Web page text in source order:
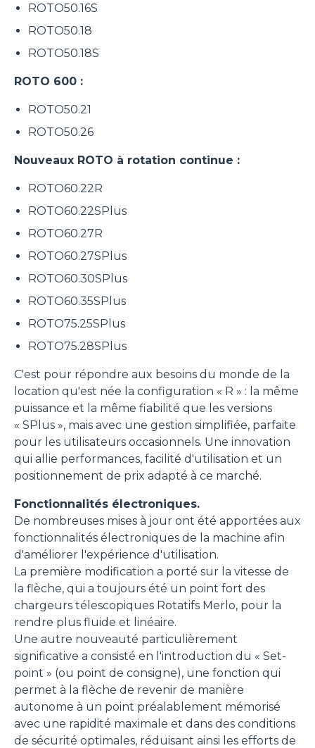
Consenso Dettagli Informazioni sui cookie
Questo sito web utilizza i cookie
“Questo sito web utilizza i cookie Il sito utilizza cookies al
fine di fornire annunci pubblicitari e contenuti
personalizzati. Cliccando sul tasto "RIFIUTA" o sulla "X"
il banner verrà chiuso e non verranno inviati cookies al di
fuori di quelli tecnici. Cliccando su "ACCETTA TUTTI"
saranno automaticamente accettati tutti i cookie di prima
o terza parte presenti sul sito, i quali saranno in ogni
momento consultabili, con la possibilità di modificare il
consenso prestato per ogni singolo cookie. Come fare?
Cliccare sulla graffetta nera presente in fondo a destra di
ogni pagina, selezionare "Modifichi il suo consenso" e
infine "Mostra dettagli". Potrai trovare il link
dell'informativa completa nel footer presente in ogni
pagina. Per esercitare i diritti riconosciuti all'interessato ai
sensi degli artt. 15 e ss. del Regolamento UE 2016/679
GDPR abbiamo predisposto una
apposita procedura.
Selezione
del
consenso
Necessari
Preferenze
Statistiche
ROTO50.16S
ROTO50.18
ROTO50.18S
ROTO 600 :
ROTO50.21
ROTO50.26
Nouveaux ROTO à rotation continue :
ROTO60.22R
ROTO60.22SPlus
ROTO60.27R
ROTO60.27SPlus
ROTO60.30SPlus
ROTO60.35SPlus
ROTO75.25SPlus
ROTO75.28SPlus
C'est pour répondre aux besoins du monde de la
location qu'est née la configuration « R » : la même
puissance et la même fiabilité que les versions
« SPlus », mais avec une gestion simplifiée, parfaite
pour les utilisateurs occasionnels. Une innovation
qui allie performances, facilité d'utilisation et un
positionnement de prix adapté à ce marché.
Fonctionnalités électroniques.
De nombreuses mises à jour ont été apportées aux
fonctionnalités électroniques de la machine afin
d'améliorer l'expérience d'utilisation.
La première modification a porté sur la vitesse de
la flèche, qui a toujours été un point fort des
chargeurs télescopiques Rotatifs Merlo, pour la
rendre plus fluide et linéaire.
Une autre nouveauté particulièrement
significative a consisté en l'introduction du « Set-
point » (ou point de consigne), une fonction qui
permet à la flèche de revenir de manière
autonome à un point préalablement mémorisé
avec une rapidité maximale et dans des conditions
de sécurité optimales, réduisant ainsi les efforts de